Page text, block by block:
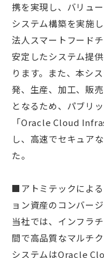
携を実現し、バリュ
システム構築を実施
法人スマートフード
安定したシステム提
ります。また、本シ
発、生産、加工、販
となるため、パブリ
「Oracle Cloud
し、高速でセキュア
た。
■アトミテックによ
ョン資産のコンバー
当社では、インフラ
間で高品質なマルチ
システムはOracle